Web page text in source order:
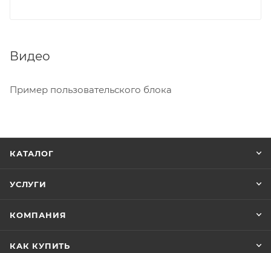
Видео
Пример пользовательского блока
КАТАЛОГ
УСЛУГИ
КОМПАНИЯ
КАК КУПИТЬ